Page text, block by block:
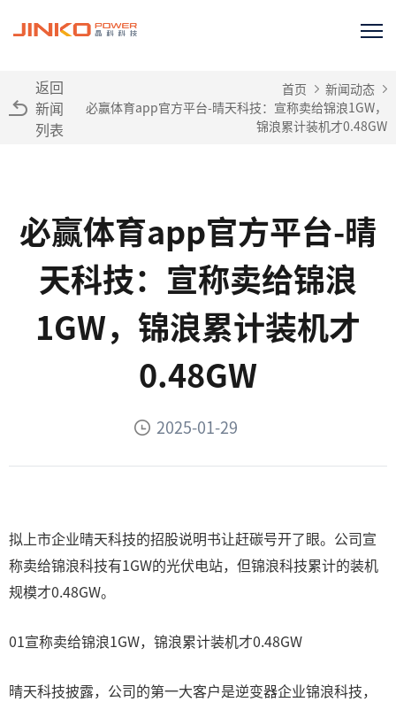
返回
新闻
列表
首页
新闻动态
必赢体育app官方平台-晴天科技：宣称卖给锦浪1GW，
锦浪累计装机才0.48GW
必赢体育app官方平台-晴
天科技：宣称卖给锦浪
1GW，锦浪累计装机才
0.48GW
2025-01-29
拟上市企业晴天科技的招股说明书让赶碳号开了眼。公司宣
称卖给锦浪科技有1GW的光伏电站，但锦浪科技累计的装机
规模才0.48GW。
01宣称卖给锦浪1GW，锦浪累计装机才0.48GW
晴天科技披露，公司的第一大客户是逆变器企业锦浪科技，